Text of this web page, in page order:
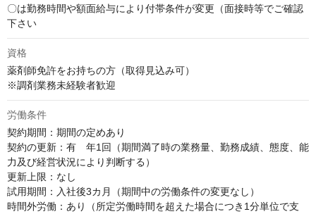
〇は勤務時間や額面給与により付帯条件が変更（面接時等でご確認
下さい
資格
薬剤師免許をお持ちの方（取得見込み可）
※調剤業務未経験者歓迎
労働条件
契約期間：期間の定めあり
契約の更新：有　年1回（期間満了時の業務量、勤務成績、態度、能
力及び経営状況により判断する）
更新上限：なし
試用期間：入社後3カ月（期間中の労働条件の変更なし）
時間外労働：あり（所定労働時間を超えた場合につき1分単位で支